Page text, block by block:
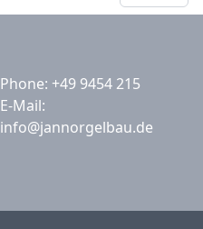
Phone: +49 9454 215
E-Mail:
info@jannorgelbau.de